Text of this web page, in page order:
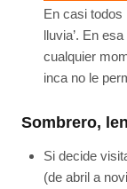
En casi todos
lluvia’. En
cualquier
inca no le
Sombrero,
Si decide
(de abril a